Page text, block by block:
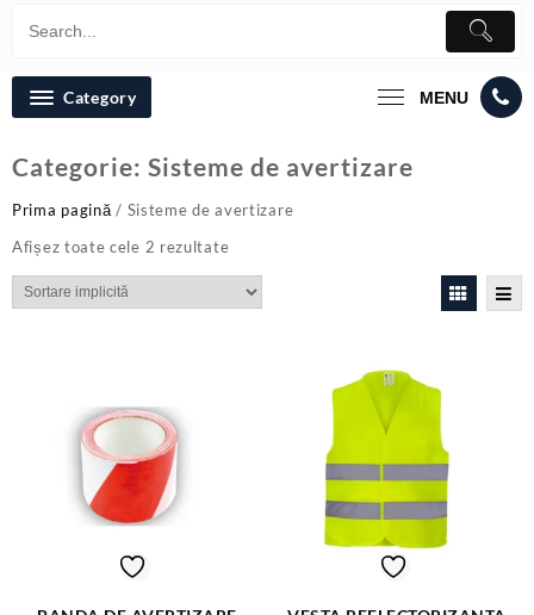
Category MENU
Categorie: Sisteme de avertizare
Prima pagină/ Sisteme de avertizare
Afișez toate cele 2 rezultate